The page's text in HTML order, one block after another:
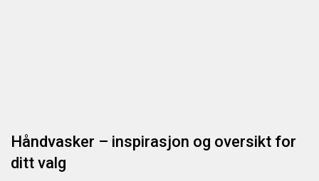
Håndvasker – inspirasjon og oversikt for
ditt valg